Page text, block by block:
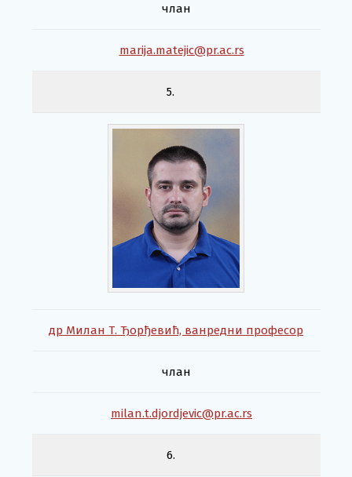
члан
marija.matejic@pr.ac.rs
5.
др Милан Т. Ђорђевић, ванредни професор
члан
milan.t.djordjevic@pr.ac.rs
6.